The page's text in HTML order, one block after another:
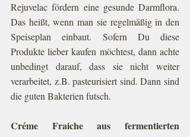
Rejuvelac fördern eine gesunde Darmflora.
Das heißt, wenn man sie regelmäßig in den
Speiseplan einbaut. Sofern Du diese
Produkte lieber kaufen möchtest, dann achte
unbedingt darauf, dass sie nicht weiter
verarbeitet, z.B. pasteurisiert sind. Dann sind
die guten Bakterien futsch.
Créme Fraiche aus fermentierten